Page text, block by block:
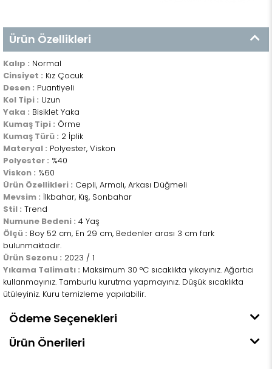
Ürün Özellikleri
Kalıp : Normal
Cinsiyet : Kız Çocuk
Desen : Puantiyeli
Kol Tipi : Uzun
Yaka : Bisiklet Yaka
Kumaş Tipi : Örme
Kumaş Türü : 2 İplik
Materyal : Polyester, Viskon
Polyester : %40
Viskon : %60
Ürün Özellikleri : Cepli, Armalı, Arkası Düğmeli
Mevsim : İlkbahar, Kış, Sonbahar
Stil : Trend
Numune Bedeni : 4 Yaş
Ölçü : Boy 52 cm, En 29 cm, Bedenler arası 3 cm fark
bulunmaktadır.
Ürün Sezonu : 2023 / 1
Yıkama Talimatı : Maksimum 30 °C sıcaklıkta yıkayınız. Ağartıcı
kullanmayınız. Tamburlu kurutma yapmayınız. Düşük sıcaklıkta
ütüleyiniz. Kuru temizleme yapılabilir.
Ödeme Seçenekleri
Ürün Önerileri